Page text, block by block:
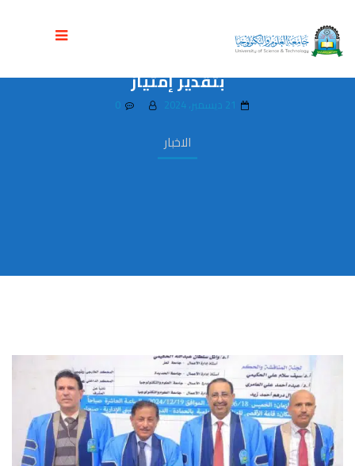
الاخبار
جامعة العلوم والتكنولوجيا تمنح الباحث
عبده الصياد درجة الدكتوراه في إدارة الأعمال
بتقدير إمتياز
0